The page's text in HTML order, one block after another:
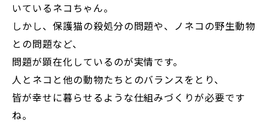
いているネコちゃん。
しかし、保護猫の殺処分の問題や、ノネコの野生動物
との問題など、
問題が顕在化しているのが実情です。
人とネコと他の動物たちとのバランスをとり、
皆が幸せに暮らせるような仕組みづくりが必要です
ね。